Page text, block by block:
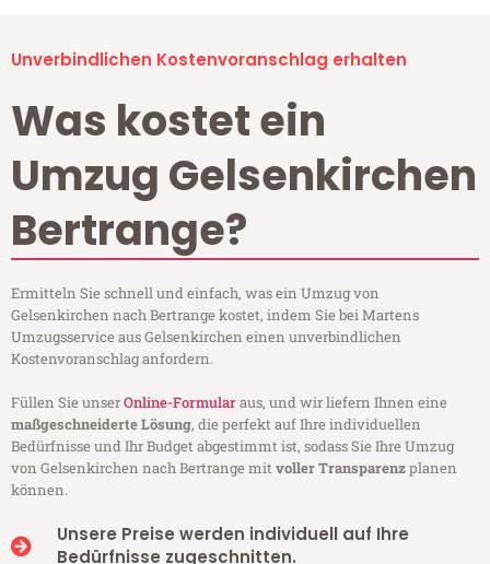
Unverbindlichen Kostenvoranschlag erhalten
Was kostet ein
Umzug Gelsenkirchen
Bertrange?
Ermitteln Sie schnell und einfach, was ein Umzug von
Gelsenkirchen nach Bertrange kostet, indem Sie bei Martens
Umzugsservice aus Gelsenkirchen einen unverbindlichen
Kostenvoranschlag anfordern.
Füllen Sie unserOnline-Formularaus, und wir liefern Ihnen eine
maßgeschneiderte Lösung, die perfekt auf Ihre individuellen
Bedürfnisse und Ihr Budget abgestimmt ist, sodass Sie Ihre Umzug
von Gelsenkirchen nach Bertrange mitvoller Transparenzplanen
können.
Unsere Preise werden individuell auf Ihre
Bedürfnisse zugeschnitten.